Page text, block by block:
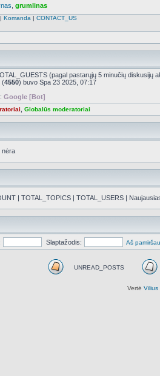
grumlinas
| Komanda | CONTACT_US
(pagal pastarųjų 5 minučių diskusijų
(4550) buvo Spa 23 2025, 07:17
Google [Bot]
Globalūs moderatoriai
nėra
| TOTAL_TOPICS | TOTAL_USERS |
Slaptažodis: Aš
UNREAD_POSTS
Vertė Vilius